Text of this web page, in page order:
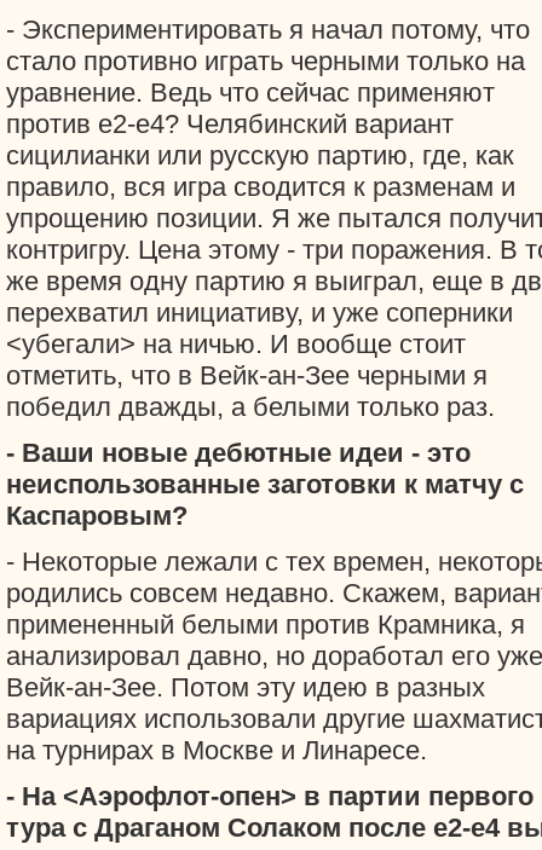
- Экспериментировать я начал потому, что
стало противно играть черными только на
уравнение. Ведь что сейчас применяют
против е2-е4? Челябинский вариант
сицилианки или русскую партию, где, как
правило, вся игра сводится к разменам и
упрощению позиции. Я же пытался
контригру. Цена этому - три поражения. В
же время одну партию я выиграл, еще в
перехватил инициативу, и уже соперники
<убегали> на ничью. И вообще стоит
отметить, что в Вейк-ан-Зее черными я
победил дважды, а белыми только раз.
- Ваши новые дебютные идеи - это
неиспользованные заготовки к матчу с
Каспаровым?
- Некоторые лежали с тех времен,
родились совсем недавно. Скажем,
примененный белыми против Крамника, я
анализировал давно, но доработал его
Вейк-ан-Зее. Потом эту идею в разных
вариациях использовали другие
на турнирах в Москве и Линаресе.
- На <Аэрофлот-опен> в партии первого
тура с Драганом Солаком после е2-е4